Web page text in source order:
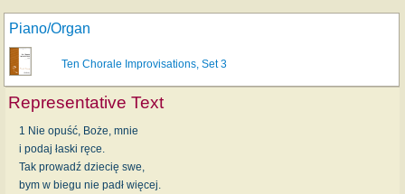
Piano/Organ
Ten Chorale Improvisations, Set 3
Representative Text
1 Nie opuść, Boże, mnie
i podaj łaski ręce.
Tak prowadź dziecię swe,
bym w biegu nie padł więcej.